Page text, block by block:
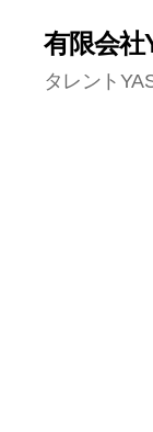
有限会
タレント